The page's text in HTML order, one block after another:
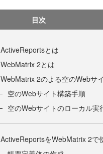
目次
ActiveReportsとは
WebMatrix 2とは
WebMatrix 2のよる空のWebサ
空のWebサイト構築手順
空のWebサイトのローカル実
ActiveReportsをWebMatrix 2で